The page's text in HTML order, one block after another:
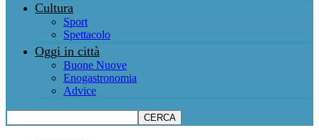
Cultura
Sport
Spettacolo
Oggi in città
Buone Nuove
Enogastronomia
Advice